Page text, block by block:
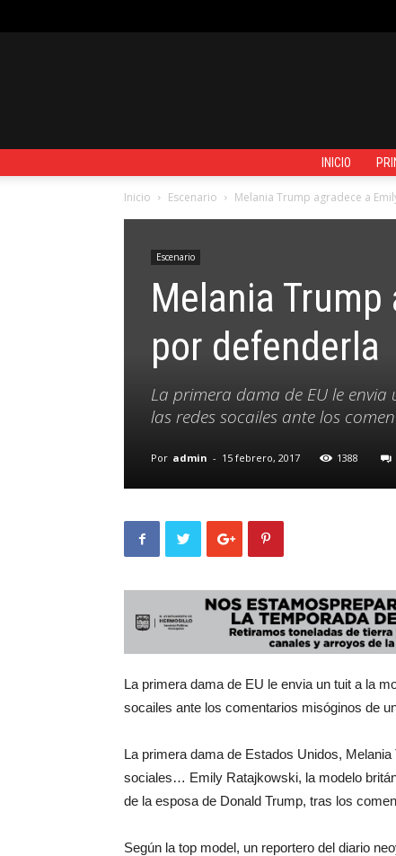
INICIO
Inicio Escenario Melania Trump agradece a
Escenario
Melania
por defenderla
La primera dama de EU le
las redes socailes ante los
Por admin - 15 febrero, 2017 1388
La primera dama de EU le envia un tuit a la
socailes ante los comentarios misóginos de
La primera dama de Estados Unidos,
sociales… Emily Ratajkowski, la modelo
de la esposa de Donald Trump, tras los
Según la top model, un reportero del diario